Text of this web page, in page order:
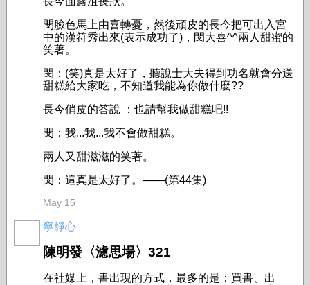
閔臉色馬上由喜轉憂，然後頑皮的長今把可出入宮
中的漢符秀出來(表示成功了)，閔大喜^^兩人甜蜜的
笑著。
閔：(笑)真是太好了，聽說士大夫得到功名就會分送
甜糕給大家吃，不知道我能為你做什麼??
長今俏皮的答說 ：也請幫我做甜糕吧!!
閔：我...我...我不會做甜糕。
兩人又甜滋滋的笑著。
閔：這真是太好了。 ——(第44集)
May 15
寧靜心
陳明發〈濾思場〉321
在社媒上，書出現的方式，最多的是：買書、出